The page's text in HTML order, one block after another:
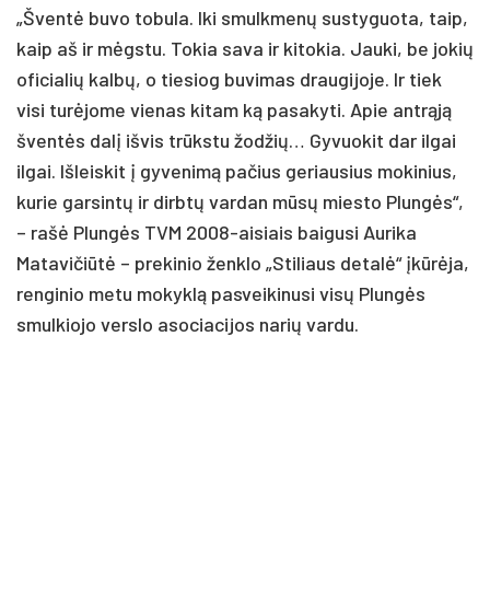
„Šventė buvo tobula. Iki smulkmenų sustyguota, taip,
kaip aš ir mėgstu. Tokia sava ir kitokia. Jauki, be jokių
oficialių kalbų, o tiesiog buvimas draugijoje. Ir tiek
visi turėjome vienas kitam ką pasakyti.️ Apie antrąją
šventės dalį išvis trūkstu žodžių… Gyvuokit dar ilgai
ilgai. Išleiskit į gyvenimą pačius geriausius mokinius,
kurie garsintų ir dirbtų vardan mūsų miesto Plungės“,
– rašė Plungės TVM 2008-aisiais baigusi Aurika
Matavičiūtė – prekinio ženklo „Stiliaus detalė“ įkūrėja,
renginio metu mokyklą pasveikinusi visų Plungės
smulkiojo verslo asociacijos narių vardu.